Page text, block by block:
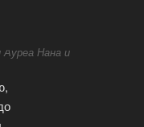
Нана и